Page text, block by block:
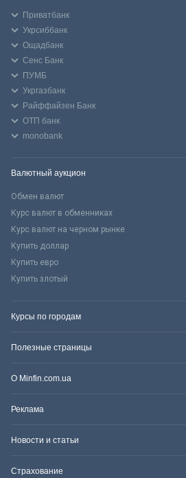
Приватбанк
Укрсиббанк
Ощадбанк
Сенс Банк
ПУМБ
Укргазбанк
Райффайзен Банк
ОТП банк
monobank
Валютный аукцион
Обмен валют
Курс валют в обменниках
Курс валют на черном рынке
Купить доллар
Купить евро
Купить злотый
Курсы по городам
Полезные страницы
О Minfin.com.ua
Реклама
Новости и статьи
Страхование